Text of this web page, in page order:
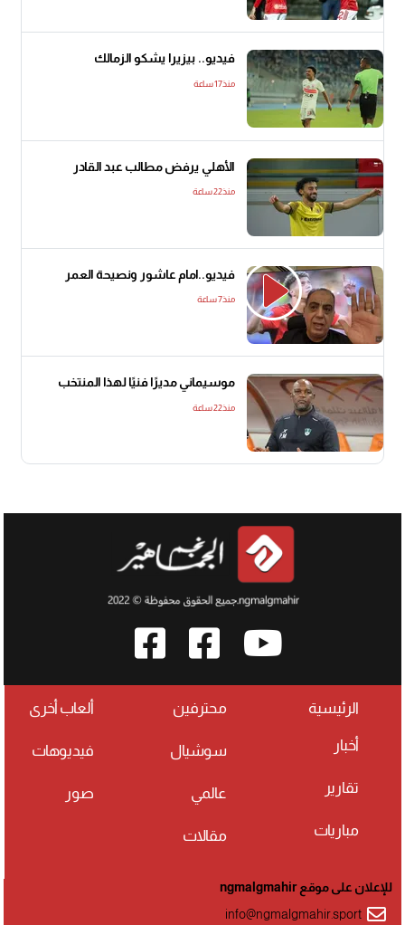
فيديو.. بيزيرا يشكو الزمالك
منذ17 ساعة
الأهلي يرفض مطالب عبد القادر
منذ22 ساعة
فيديو..امام عاشور ونصيحة العمر
منذ7 ساعة
موسيماني مديرًا فنيًا لهذا المنتخب
منذ22 ساعة
الرئيسية
أخبار
تقارير
مباريات
محترفين
سوشيال
عالمي
مقالات
ألعاب أخرى
فيديوهات
صور
للإعلان على موقع ngmalgmahir
info@ngmalgmahir.sport